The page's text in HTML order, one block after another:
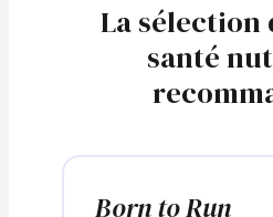
La sélection
santé
Born to Run